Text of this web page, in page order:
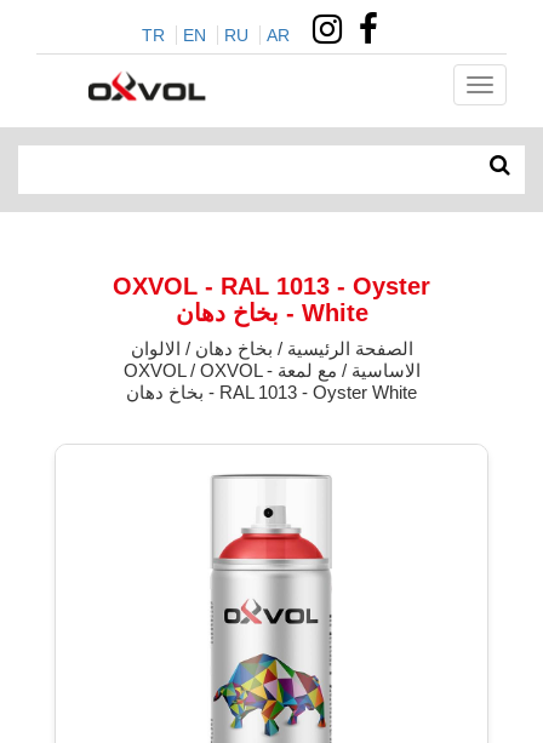
TR EN RU AR
OXVOL - RAL 1013 - Oyster
White - بخاخ دهان
الصفحة الرئيسية / بخاخ دهان / الالوان
الاساسية / مع لمعة OXVOL / OXVOL -
RAL 1013 - Oyster White - بخاخ دهان